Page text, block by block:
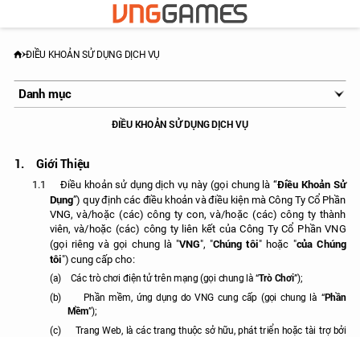
ĐIỀU KHOẢN SỬ DỤNG DỊCH VỤ
Danh mục
Điều Khoản Sử Dụng Dịch Vụ
ĐIỀU KHOẢN SỬ DỤNG DỊCH VỤ
1. Giới Thiệu
1.1 Điều khoản sử dụng dịch vụ này (gọi chung là “Điều Khoản Sử
Dụng”) quy định các điều khoản và điều kiện mà Công Ty Cổ Phần
VNG, và/hoặc (các) công ty con, và/hoặc (các) công ty thành
viên, và/hoặc (các) công ty liên kết của Công Ty Cổ Phần VNG
(gọi riêng và gọi chung là "VNG", "Chúng tôi" hoặc "của Chúng
tôi") cung cấp cho:
(a) Các trò chơi điện tử trên mạng (gọi chung là “Trò Chơi”);
(b)
Phần mềm, ứng dụng do VNG cung cấp (gọi chung là “Phần
Mềm”);
(c)
Trang Web, là các trang thuộc sở hữu, phát triển hoặc tài trợ bởi